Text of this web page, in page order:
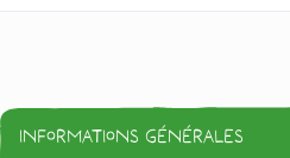
Informations générales